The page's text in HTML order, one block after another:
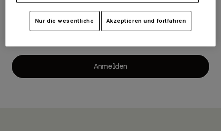
Jacken
Handschuhe
Protektoren
Brillen
Protektoren
Damen
Jacken
Hosen
Moto
Jerseys
Passwort
Anmelden
Nur die wesentliche Akzeptieren und fortfahren